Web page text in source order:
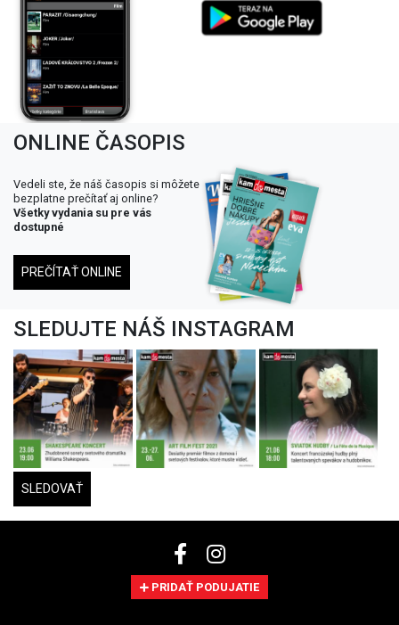
ONLINE ČASOPIS
Vedeli ste, že náš časopis si môžete
bezplatne prečítať aj online?
Všetky vydania su pre vás
dostupné
PREČÍTAŤ ONLINE
SLEDUJTE NÁŠ INSTAGRAM
SLEDOVAŤ
PRIDAŤ PODUJATIE